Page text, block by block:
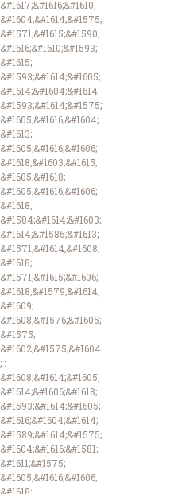
&#1617;&#1616;&#1610;
&#1604;&#1614;&#1575;
&#1571;&#1615;&#1590;
&#1616;&#1610;&#1593;
&#1615;
&#1593;&#1614;&#1605;
&#1614;&#1604;&#1614;
&#1593;&#1614;&#1575;
&#1605;&#1616;&#1604;
&#1613;
&#1605;&#1616;&#1606;
&#1618;&#1603;&#1615;
&#1605;&#1618;
&#1605;&#1616;&#1606;
&#1618;
&#1584;&#1614;&#1603;
&#1614;&#1585;&#1613;
&#1571;&#1614;&#1608;
&#1618;
&#1571;&#1615;&#1606;
&#1618;&#1579;&#1614;
&#1609;
&#1608;&#1576;&#1605;
&#1575;
&#1602;&#1575;&#1604
; :
&#1608;&#1614;&#1605;
&#1614;&#1606;&#1618;
&#1593;&#1614;&#1605;
&#1616;&#1604;&#1614;
&#1589;&#1614;&#1575;
&#1604;&#1616;&#1581;
&#1611;&#1575;
&#1605;&#1616;&#1606;
&#1618;